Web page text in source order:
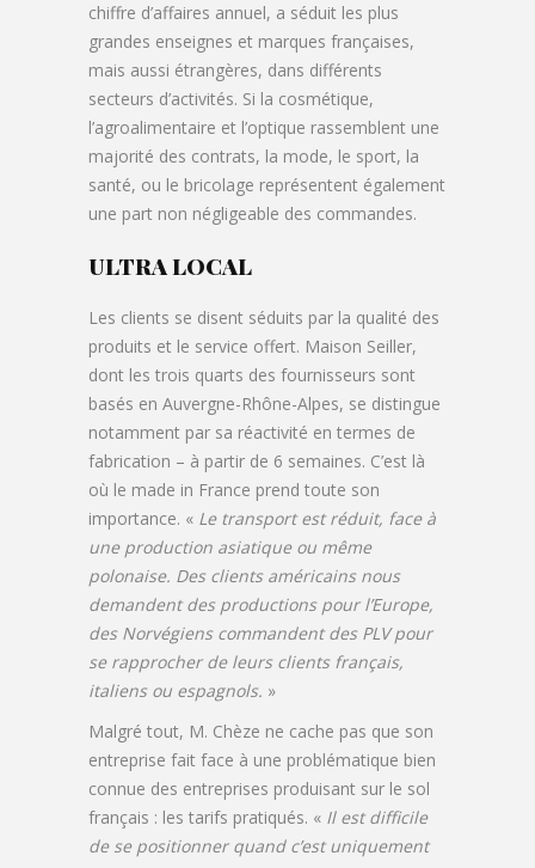
chiffre d’affaires annuel, a séduit les plus
grandes enseignes et marques françaises,
mais aussi étrangères, dans différents
secteurs d’activités. Si la cosmétique,
l’agroalimentaire et l’optique rassemblent une
majorité des contrats, la mode, le sport, la
santé, ou le bricolage représentent également
une part non négligeable des commandes.
ULTRA LOCAL
Les clients se disent séduits par la qualité des
produits et le service offert. Maison Seiller,
dont les trois quarts des fournisseurs sont
basés en Auvergne-Rhône-Alpes, se distingue
notamment par sa réactivité en termes de
fabrication – à partir de 6 semaines. C’est là
où le made in France prend toute son
importance. « Le transport est réduit, face à
une production asiatique ou même
polonaise. Des clients américains nous
demandent des productions pour l’Europe,
des Norvégiens commandent des PLV pour
se rapprocher de leurs clients français,
italiens ou espagnols. »
Malgré tout, M. Chèze ne cache pas que son
entreprise fait face à une problématique bien
connue des entreprises produisant sur le sol
français : les tarifs pratiqués. « Il est difficile
de se positionner quand c’est uniquement